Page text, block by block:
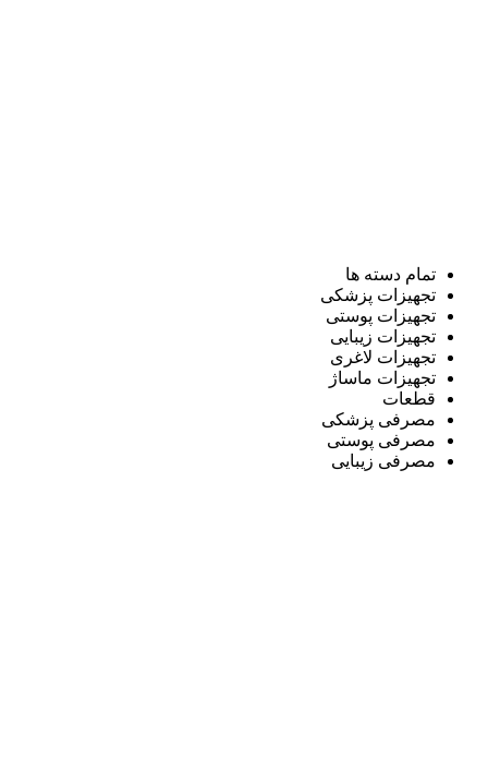
تمام دسته ها
تجهیزات پزشکی
تجهیزات پوستی
تجهیزات زیبایی
تجهیزات لاغری
تجهیزات ماساژ
قطعات
مصرفی پزشکی
مصرفی پوستی
مصرفی زیبایی